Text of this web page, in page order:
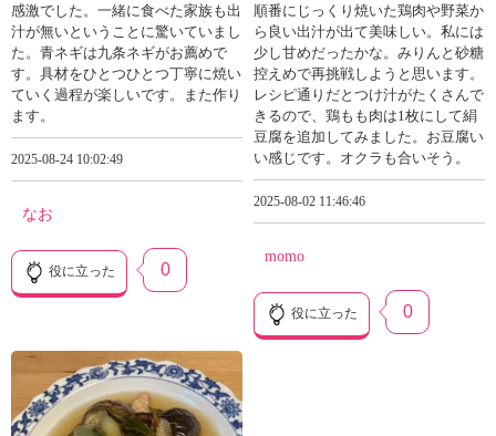
感激でした。一緒に食べた家族も出
汁が無いということに驚いていまし
た。青ネギは九条ネギがお薦めで
す。具材をひとつひとつ丁寧に焼い
ていく過程が楽しいです。また作り
ます。
2025-08-24 10:02:49
なお
役に立った 0
順番にじっくり焼いた鶏肉や野菜か
ら良い出汁が出て美味しい。私には
少し甘めだったかな。みりんと砂糖
控えめで再挑戦しようと思います。
レシピ通りだとつけ汁がたくさんで
きるので、鶏もも肉は1枚にして絹
豆腐を追加してみました。お豆腐い
い感じです。オクラも合いそう。
2025-08-02 11:46:46
momo
役に立った 0